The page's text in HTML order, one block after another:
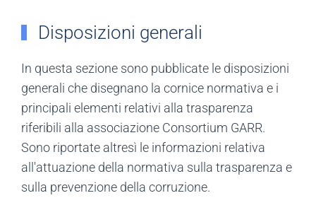
Disposizioni generali
In questa sezione sono pubblicate le disposizioni
generali che disegnano la cornice normativa e i
principali elementi relativi alla trasparenza
riferibili alla associazione Consortium GARR.
Sono riportate altresì le informazioni relativa
all'attuazione della normativa sulla trasparenza e
sulla prevenzione della corruzione.